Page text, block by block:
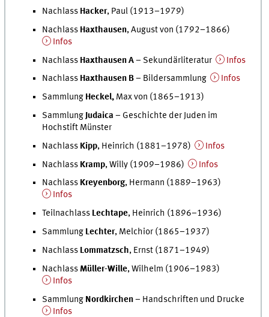
Nachlass Hacker, Paul (1913–1979)
Nachlass Haxthausen, August von (1792–1866)
Infos
Nachlass Haxthausen A– Sekundärliteratur
Infos
Nachlass Haxthausen B– Bildersammlung
Infos
Sammlung Heckel, Max von (1865–1913)
Sammlung Judaica– Geschichte der Juden im
Hochstift Münster
Nachlass Kipp, Heinrich (1881–1978)
Infos
Nachlass Kramp, Willy (1909–1986)
Infos
Nachlass Kreyenborg, Hermann (1889–1963)
Infos
Teilnachlass Lechtape, Heinrich (1896–1936)
Sammlung Lechter, Melchior (1865–1937)
Nachlass Lommatzsch, Ernst (1871–1949)
NachlassMüller-Wille, Wilhelm (1906–1983)
Infos
Sammlung Nordkirchen– Handschriften und Drucke
Infos